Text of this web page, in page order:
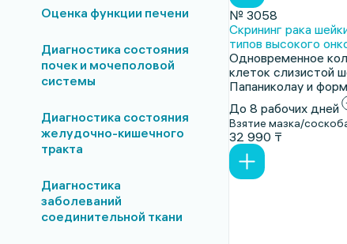
Оценка функции печени
Диагностика состояния
почек и мочеполовой
системы
Диагностика состояния
желудочно-кишечного
тракта
Диагностика
заболеваний
соединительной ткани
№ 3058
Скрининг рака
типов высокого
Одновременное
клеток слизистой
Папаниколау и
До 8 рабочих дней
Взятие мазка/
32 990 ₸